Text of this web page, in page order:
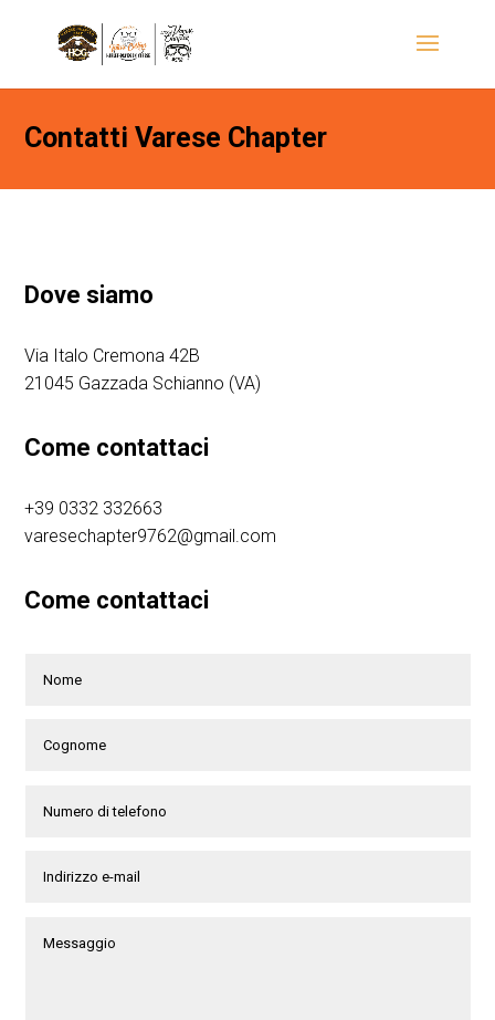
Contatti Varese Chapter
Dove siamo
Via Italo Cremona 42B
21045 Gazzada Schianno (VA)
Come contattaci
+39 0332 332663
varesechapter9762@gmail.com
Come contattaci